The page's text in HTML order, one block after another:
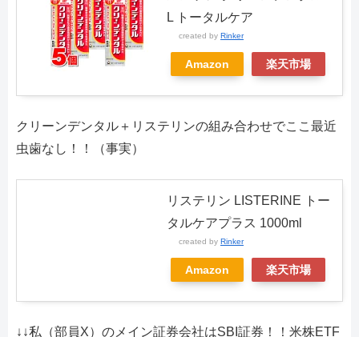
L トータルケア
created by Rinker
Amazon 楽天市場
クリーンデンタル＋リステリンの組み合わせでここ最近
虫歯なし！！（事実）
リステリン LISTERINE トー
タルケアプラス 1000ml
created by Rinker
Amazon 楽天市場
↓↓私（部員X）のメイン証券会社はSBI証券！！米株ETF